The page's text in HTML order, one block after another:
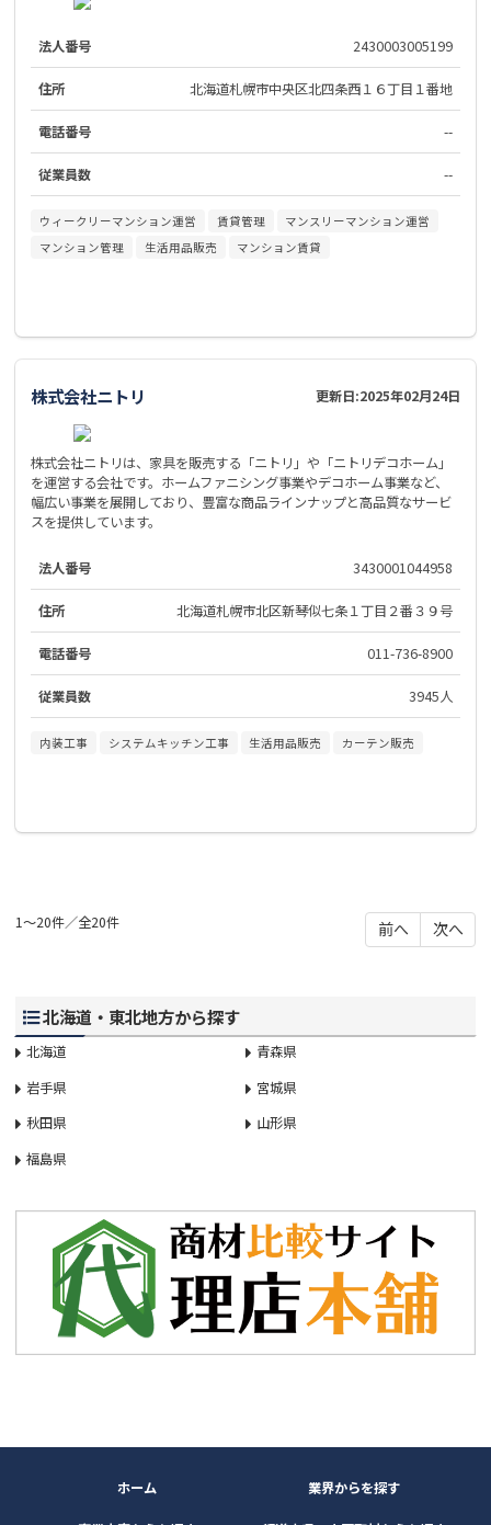
法人番号 2430003005199
住所 北海道札幌市中央区北四条西１６丁目１番地
電話番号 --
従業員数 --
ウィークリーマンション運営 賃貸管理
マンスリーマンション運営
マンション管理
生活用品販売 マンション賃貸
株式会社ニトリ 更新日:2025年02月24日
株式会社ニトリは、家具を販売する「ニトリ」や「ニトリデコホーム」
を運営する会社です。ホームファニシング事業やデコホーム事業など、
幅広い事業を展開しており、豊富な商品ラインナップと高品質なサービ
スを提供しています。
法人番号 3430001044958
住所 北海道札幌市北区新琴似七条１丁目２番３９号
電話番号 011-736-8900
従業員数 3945人
内装工事 システムキッチン工事 生活用品販売 カーテン販売
1～20件／全20件 前へ 次へ
北海道・東北地方から探す
北海道
青森県
岩手県
宮城県
秋田県
山形県
福島県
ホーム 業界からを探す